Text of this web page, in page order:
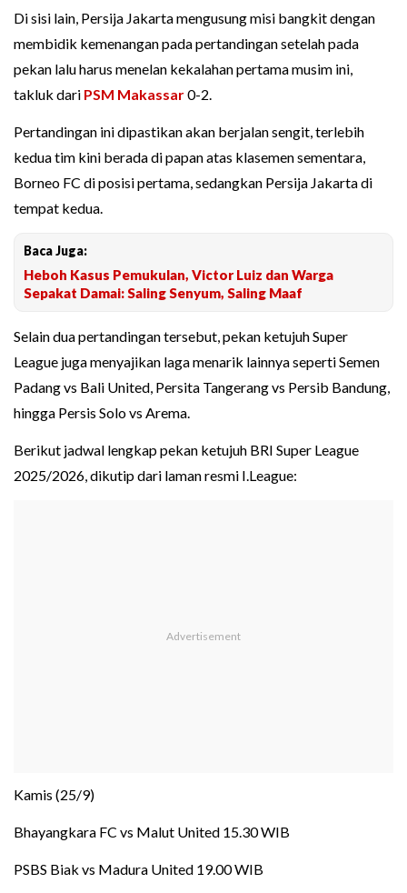
Di sisi lain, Persija Jakarta mengusung misi bangkit dengan
membidik kemenangan pada pertandingan setelah pada
pekan lalu harus menelan kekalahan pertama musim ini,
takluk dari PSM Makassar0-2.
Pertandingan ini dipastikan akan berjalan sengit, terlebih
kedua tim kini berada di papan atas klasemen sementara,
Borneo FC di posisi pertama, sedangkan Persija Jakarta di
tempat kedua.
Baca Juga:
Heboh Kasus Pemukulan, Victor Luiz dan Warga
Sepakat Damai: Saling Senyum, Saling Maaf
Selain dua pertandingan tersebut, pekan ketujuh Super
League juga menyajikan laga menarik lainnya seperti Semen
Padang vs Bali United, Persita Tangerang vs Persib Bandung,
hingga Persis Solo vs Arema.
Berikut jadwal lengkap pekan ketujuh BRI Super League
2025/2026, dikutip dari laman resmi I.League:
Kamis (25/9)
Bhayangkara FC vs Malut United 15.30 WIB
PSBS Biak vs Madura United 19.00 WIB